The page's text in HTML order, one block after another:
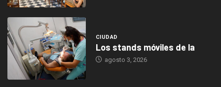
CIUDAD
Los stands móviles de la
agosto 3, 2026